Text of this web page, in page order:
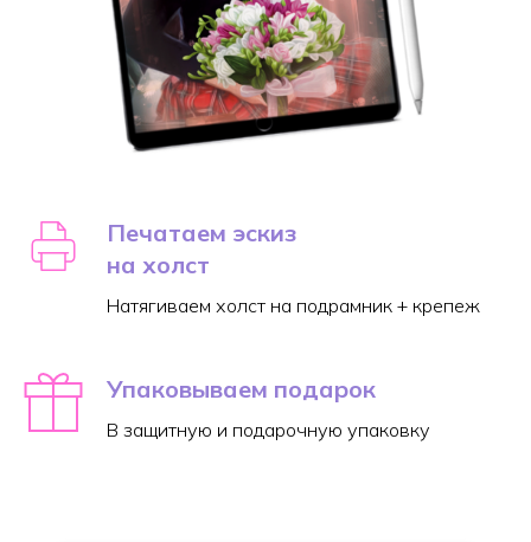
Печатаем эскиз
на холст
Натягиваем холст на подрамник + крепеж
Упаковываем подарок
В защитную и подарочную упаковку